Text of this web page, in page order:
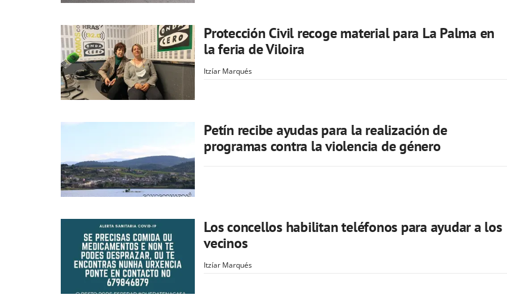
Protección Civil recoge material para La Palma en
la feria de Viloira
Itzíar Marqués
Petín recibe ayudas para la realización de
programas contra la violencia de género
Los concellos habilitan teléfonos para ayudar a los
vecinos
Itzíar Marqués